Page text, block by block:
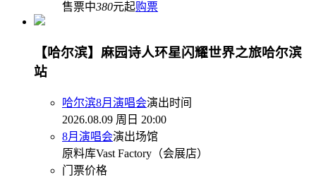
售票中380元起购票
【哈尔滨】麻园诗人环星闪耀世界之旅哈尔滨
站
哈尔滨8月演唱会演出时间
2026.08.09 周日 20:00
8月演唱会演出场馆
原料库Vast Factory（会展店）
门票价格